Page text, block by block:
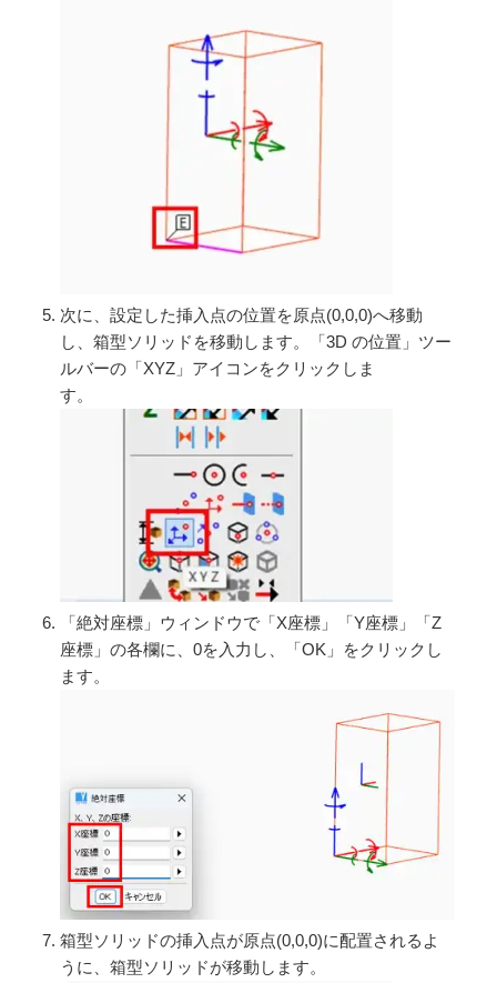
次に、設定した挿入点の位置を原点(0,0,0)へ移動
し、箱型ソリッドを移動します。「3D の位置」ツー
ルバーの「XYZ」アイコンをクリックしま
す。
「絶対座標」ウィンドウで「X座標」「Y座標」「Z
座標」の各欄に、0を入力し、「OK」をクリックし
ます。
箱型ソリッドの挿入点が原点(0,0,0)に配置されるよ
うに、箱型ソリッドが移動します。